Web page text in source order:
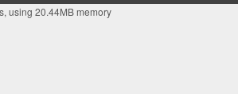
using 20.44MB memory